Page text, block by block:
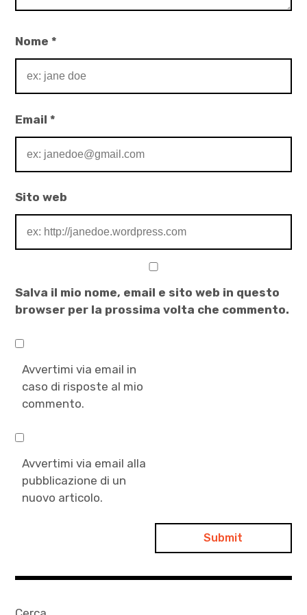
Nome*
Email*
Sito web
Salva il mio nome, email e sito web in questo
browser per la prossima volta che commento.
Avvertimi via email in
caso di risposte al mio
commento.
Avvertimi via email alla
pubblicazione di un
nuovo articolo.